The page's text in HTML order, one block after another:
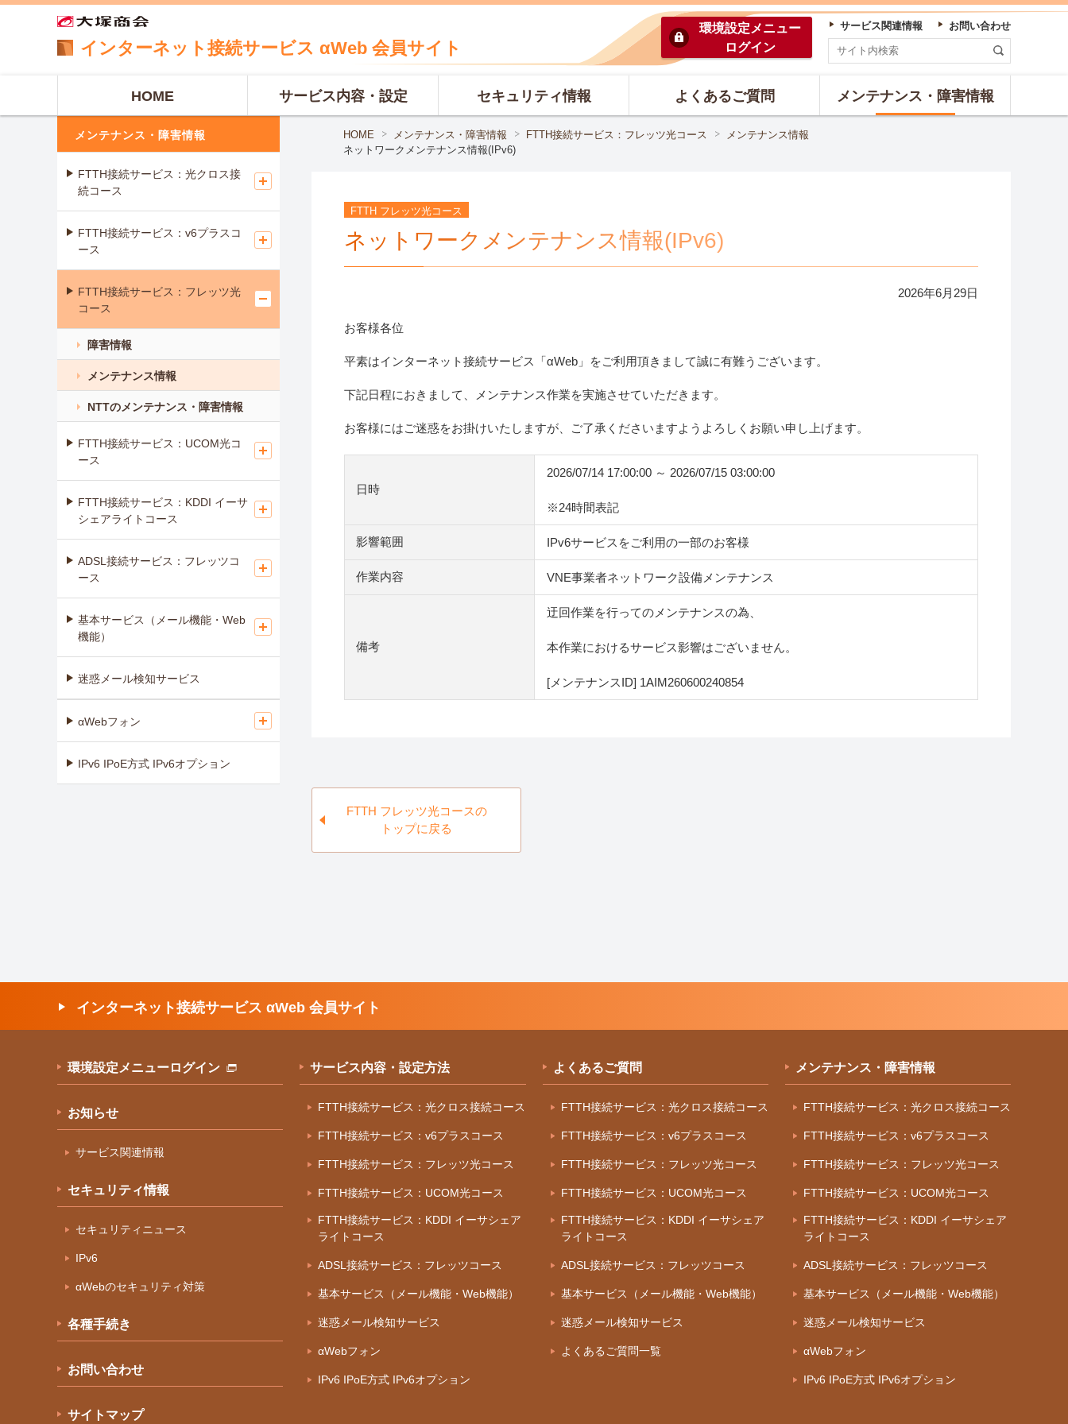
インターネット 接続サービス αWeb 会員サイト
環境設定 メニュー
ログイン
HOME サービス内容・設定 セキュリティ情報 よくあるご質問 メンテナンス・障害情報
サービス関連情報 お問い合わせ
HOME メンテナンス・障害情報 FTTH接続サービス：フレッツ光コース
メンテナンス情報
ネットワークメンテナンス情報(IPv6)
FTTH フレッツ光コース
ネットワークメンテナンス情報(IPv6)
2026年6月 29日
お客様各位
平素はインターネット接続サービス「αWeb」をご利用頂きまして誠に有難うございます。
下記日程におきまして、メンテナンス作業を実施させていただきます。
お客様にはご迷惑をお掛けいたしますが、ご了承くださいますようよろしくお願い申し上げます。
日時
2026/07/14 17:00:00 ～ 2026/07/15 03:00:00
※24時間表記
影響範囲 IPv6サービスをご利用の一部のお客様
作業内容 VNE事業者ネットワーク設備メンテナンス
備考
迂回作業を行ってのメンテナンスの為、
本作業におけるサービス影響はございません。
[メンテナンスID] 1AIM260600240854
FTTH フレッツ光コースの
トップに戻る
メンテナンス・障害情報
FTTH接続サービス：光クロス接
続コース
FTTH接続サービス：v6プラスコ
ース
FTTH接続サービス：フレッツ光
コース
障害情報
メンテナンス情報
NTTのメンテナンス・障害情報
FTTH接続サービス：UCOM光コ
ース
FTTH接続サービス：KDDI イーサ
シェアライトコース
ADSL接続サービス：フレッツコ
ース
基本サービス（メール機能・Web
機能）
迷惑メール検知サービス
αWebフォン
IPv6 IPoE方式 IPv6オプション
インターネット接続サービス αWeb 会員サイト
環境設定メニューログイン
お知らせ
サービス関連情報
セキュリティ情報
セキュリティニュース
IPv6
αWebのセキュリティ対策
各種手続き
お問い合わせ
サイトマップ
サービス内容・設定方法
FTTH接続サービス：光クロス接続コース
FTTH接続サービス：v6プラスコース
FTTH接続サービス：フレッツ光コース
FTTH接続サービス：UCOM光コース
FTTH接続サービス：KDDI イーサシェア
ライトコース
ADSL接続サービス：フレッツコース
基本サービス（メール機能・Web機能）
迷惑メール検知サービス
αWebフォン
IPv6 IPoE方式 IPv6オプション
よくあるご質問
FTTH接続サービス：光クロス接続コース
FTTH接続サービス：v6プラスコース
FTTH接続サービス：フレッツ光コース
FTTH接続サービス：UCOM光コース
FTTH接続サービス：KDDI イーサシェア
ライトコース
ADSL接続サービス：フレッツコース
基本サービス（メール機能・Web機能）
迷惑メール検知サービス
よくあるご質問一覧
メンテナンス・障害情報
FTTH接続サービス：光クロス接続コース
FTTH接続サービス：v6プラスコース
FTTH接続サービス：フレッツ光コース
FTTH接続サービス：UCOM光コース
FTTH接続サービス：KDDI イーサシェア
ライトコース
ADSL接続サービス：フレッツコース
基本サービス（メール機能・Web機能）
迷惑メール検知サービス
αWebフォン
IPv6 IPoE方式 IPv6オプション